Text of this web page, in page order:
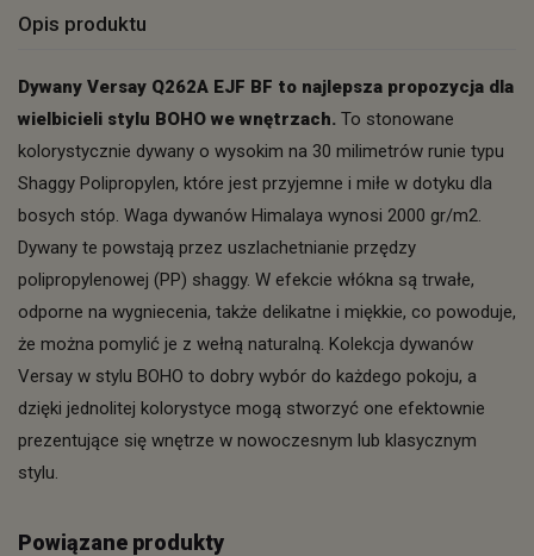
Opis produktu
Dywany Versay Q262A EJF BF to najlepsza propozycja dla
wielbicieli stylu BOHO we wnętrzach. To stonowane
kolorystycznie dywany o wysokim na 30 milimetrów runie typu
Shaggy Polipropylen, które jest przyjemne i miłe w dotyku dla
bosych stóp. Waga dywanów Himalaya wynosi 2000 gr/m2.
Dywany te powstają przez uszlachetnianie przędzy
polipropylenowej (PP) shaggy. W efekcie włókna są trwałe,
odporne na wygniecenia, także delikatne i miękkie, co powoduje,
że można pomylić je z wełną naturalną. Kolekcja dywanów
Versay w stylu BOHO to dobry wybór do każdego pokoju, a
dzięki jednolitej kolorystyce mogą stworzyć one efektownie
prezentujące się wnętrze w nowoczesnym lub klasycznym
stylu.
Powiązane produkty